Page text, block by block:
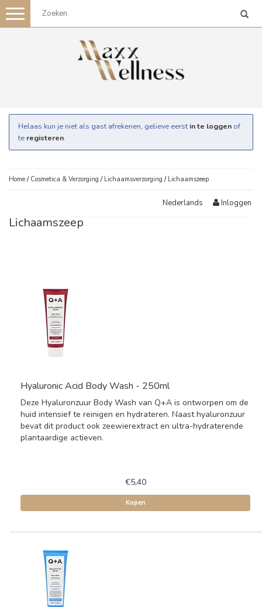
Toggle
navigation
Helaas kun je niet als gast afrekenen, gelieve eerst in te loggen of
te registeren.
Home / Cosmetica & Verzorging / Lichaamsverzorging / Lichaamszeep
Nederlands Inloggen
Lichaamszeep
Hyaluronic Acid Body Wash - 250ml
Deze Hyaluronzuur Body Wash van Q+A is ontworpen om de
huid intensief te reinigen en hydrateren. Naast hyaluronzuur
bevat dit product ook zeewierextract en ultra-hydraterende
plantaardige actieven.
€5,40
Kopen